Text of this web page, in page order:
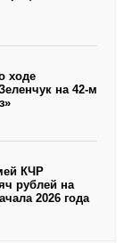
ходе
на 42-м
КЧР
рублей на
2026 года